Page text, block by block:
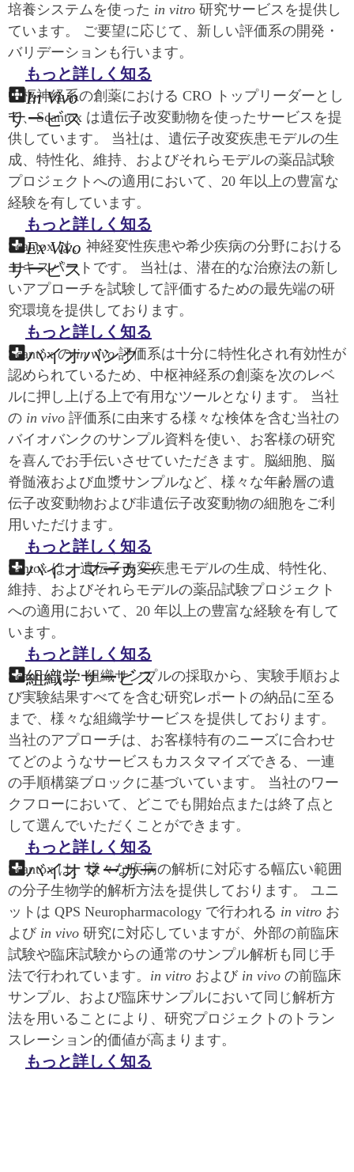
培養システムを使った in vitro 研究サービスを提供し
ています。 ご要望に応じて、新しい評価系の開発・
バリデーションも行います。
もっと詳しく知る
In Vivo
サービス
中枢神経系の創薬における CRO トップリーダーとし
て、Scantox は遺伝子改変動物を使ったサービスを提
供しています。 当社は、遺伝子改変疾患モデルの生
成、特性化、維持、およびそれらモデルの薬品試験
プロジェクトへの適用において、20 年以上の豊富な
経験を有しています。
もっと詳しく知る
Ex Vivo
サービス
Scantox は、神経変性疾患や希少疾病の分野における
エキスパートです。 当社は、潜在的な治療法の新し
いアプローチを試験して評価するための最先端の研
究環境を提供しております。
もっと詳しく知る
バイオバンク
Scantox のin vivo評価系は十分に特性化され有効性が
認められているため、中枢神経系の創薬を次のレベ
ルに押し上げる上で有用なツールとなります。 当社
の in vivo 評価系に由来する様々な検体を含む当社の
バイオバンクのサンプル資料を使い、お客様の研究
を喜んでお手伝いさせていただきます。脳細胞、脳
脊髄液および血漿サンプルなど、様々な年齢層の遺
伝子改変動物および非遺伝子改変動物の細胞をご利
用いただけます。
もっと詳しく知る
バイオマーカー
Santox は、遺伝子改変疾患モデルの生成、特性化、
維持、およびそれらモデルの薬品試験プロジェクト
への適用において、20 年以上の豊富な経験を有して
います。
もっと詳しく知る
組織学サービス
Scantox は、組織サンプルの採取から、実験手順およ
び実験結果すべてを含む研究レポートの納品に至る
まで、様々な組織学サービスを提供しております。
当社のアプローチは、お客様特有のニーズに合わせ
てどのようなサービスもカスタマイズできる、一連
の手順構築ブロックに基づいています。 当社のワー
クフローにおいて、どこでも開始点または終了点と
して選んでいただくことができます。
もっと詳しく知る
バイオマーカー
Scantox は、様々な疾病の解析に対応する幅広い範囲
の分子生物学的解析方法を提供しております。 ユニ
ットは QPS Neuropharmacology で行われる in vitro お
よび in vivo 研究に対応していますが、外部の前臨床
試験や臨床試験からの通常のサンプル解析も同じ手
法で行われています。 in vitro および in vivo の前臨床
サンプル、および臨床サンプルにおいて同じ解析方
法を用いることにより、研究プロジェクトのトラン
スレーション的価値が高まります。
もっと詳しく知る